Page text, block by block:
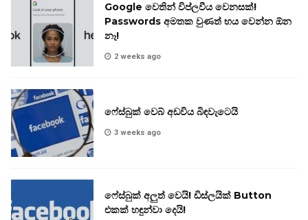
Google වෙතින් විප්ලවීය වෙනසක්!
Passwords අමතක වුණත් භය වෙන්න ඕන
නෑ!
2 weeks ago
ෆේස්බුක් වෙබ් අඩවිය බිඳවැටෙයි
3 weeks ago
ෆේස්බුක් අලුත් වෙයි! ඩිස්ලයික් Button
එකක් හඳුන්වා දෙයි!